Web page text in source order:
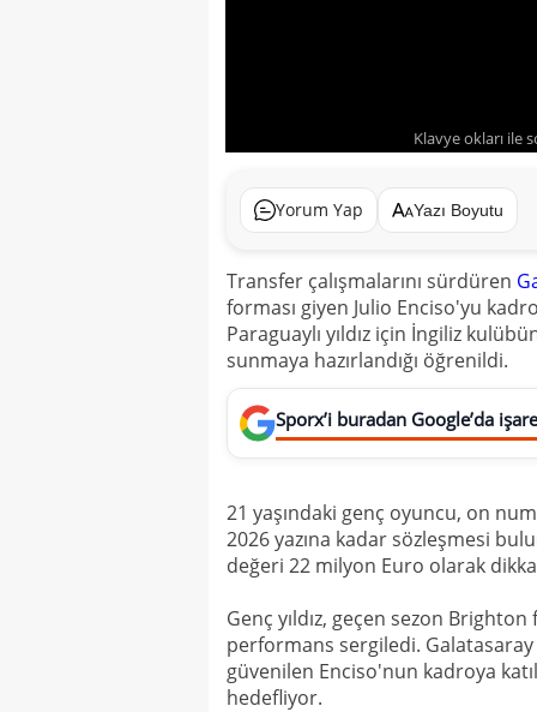
Klavye okları ile
Yorum Yap Yazı Boyutu
Transfer çalışmalarını sürdüren
forması giyen Julio Enciso'yu
Paraguaylı yıldız için İngiliz
sunmaya hazırlandığı öğrenildi.
Sporx’i buradan Google’da
21 yaşındaki genç oyuncu, on
2026 yazına kadar sözleşmesi
değeri 22 milyon Euro olarak
Genç yıldız, geçen sezon Brighton
performans sergiledi.
güvenilen Enciso'nun kadroya
hedefliyor.